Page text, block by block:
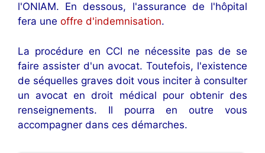
l'ONIAM. En dessous, l'assurance de l'hôpital
fera une offre d'indemnisation.
La procédure en CCI ne nécessite pas de se
faire assister d'un avocat. Toutefois, l'existence
de séquelles graves doit vous inciter à consulter
un avocat en droit médical pour obtenir des
renseignements. Il pourra en outre vous
accompagner dans ces démarches.